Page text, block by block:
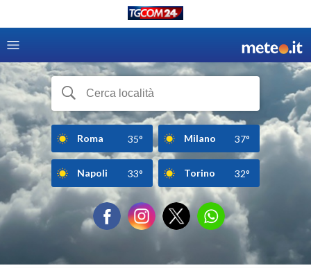
Roma 35° Milano 37°
Napoli 33° Torino 32°